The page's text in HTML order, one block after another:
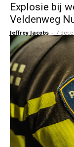
Explosie bij
Veldenweg
Jeffrey Jacobs - 7